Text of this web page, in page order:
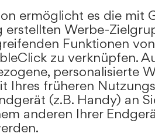
ermöglicht es die mit
erstellten Werbe-
Funktionen
zu verknüpfen.
personalisierte
Ihres früheren
(z.B. Handy) an
anderen Ihrer